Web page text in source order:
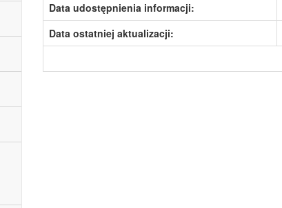
Data udostępnienia informacji:
Data ostatniej aktualizacji: